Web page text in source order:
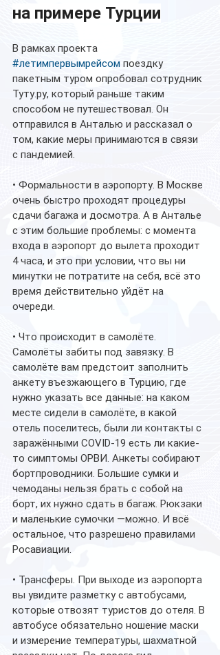
на примере Турции
В рамках проекта
#летимпервымрейсом поездку
пакетным туром опробовал сотрудник
Туту.ру, который раньше таким
способом не путешествовал. Он
отправился в Анталью и рассказал о
том, какие меры принимаются в связи
с пандемией.
• Формальности в аэропорту. В Москве
очень быстро проходят процедуры
сдачи багажа и досмотра. А в Анталье
с этим большие проблемы: с момента
входа в аэропорт до вылета проходит
4 часа, и это при условии, что вы ни
минутки не потратите на себя, всё это
время действительно уйдёт на
очереди.
• Что происходит в самолёте.
Самолёты забиты под завязку. В
самолёте вам предстоит заполнить
анкету въезжающего в Турцию, где
нужно указать все данные: на каком
месте сидели в самолёте, в какой
отель поселитесь, были ли контакты с
заражёнными COVID-19 есть ли какие-
то симптомы ОРВИ. Анкеты собирают
бортпроводники. Большие сумки и
чемоданы нельзя брать с собой на
борт, их нужно сдать в багаж. Рюкзаки
и маленькие сумочки —можно. И всё
остальное, что разрешено правилами
Росавиации.
• Трансферы. При выходе из аэропорта
вы увидите разметку с автобусами,
которые отвозят туристов до отеля. В
автобусе обязательно ношение маски
и измерение температуры, шахматной